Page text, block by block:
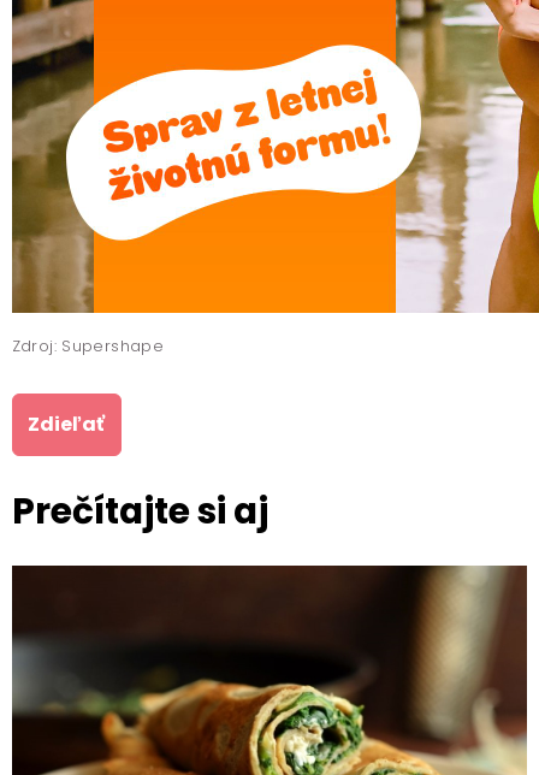
Zdroj: Supershape
Zdieľať
Prečítajte si aj